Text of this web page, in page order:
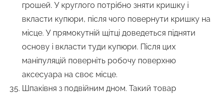
грошей. У круглого потрібно зняти кришку і
вкласти купюри, після чого повернути кришку на
місце. У прямокутній щітці доведеться підняти
основу і вкласти туди купюри. Після цих
маніпуляцій поверніть робочу поверхню
аксесуара на своє місце.
Шпаківня з подвійним дном. Такий товар